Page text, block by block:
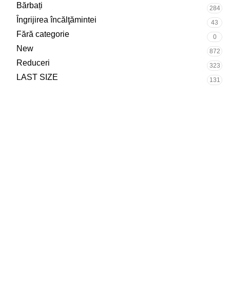
Bărbați 284
Îngrijirea încălţămintei 43
Fără categorie 0
New 872
Reduceri 323
LAST SIZE 131